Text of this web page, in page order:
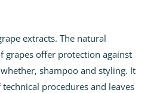
extracts. The natural
grapes offer protection against
shampoo and styling. It
procedures and leaves